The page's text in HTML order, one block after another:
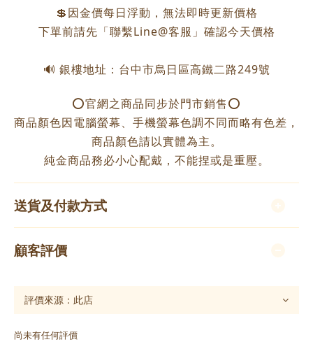
💲因金價每日浮動，無法即時更新價格
下單前請先「聯繫Line@客服」確認今天價格
🔊 銀樓地址：台中市烏日區高鐵二路249號
⭕️官網之商品同步於門市銷售⭕️
商品顏色因電腦螢幕、手機螢幕色調不同而略有色差，
商品顏色請以實體為主。
純金商品務必小心配戴，不能捏或是重壓。
送貨及付款方式
顧客評價
尚未有任何評價